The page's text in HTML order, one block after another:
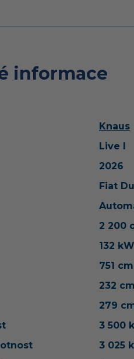
informace
Knaus
Live I
2026
Fiat
2 200
132 kW
751 cm
232 cm
279
3 500
3 025